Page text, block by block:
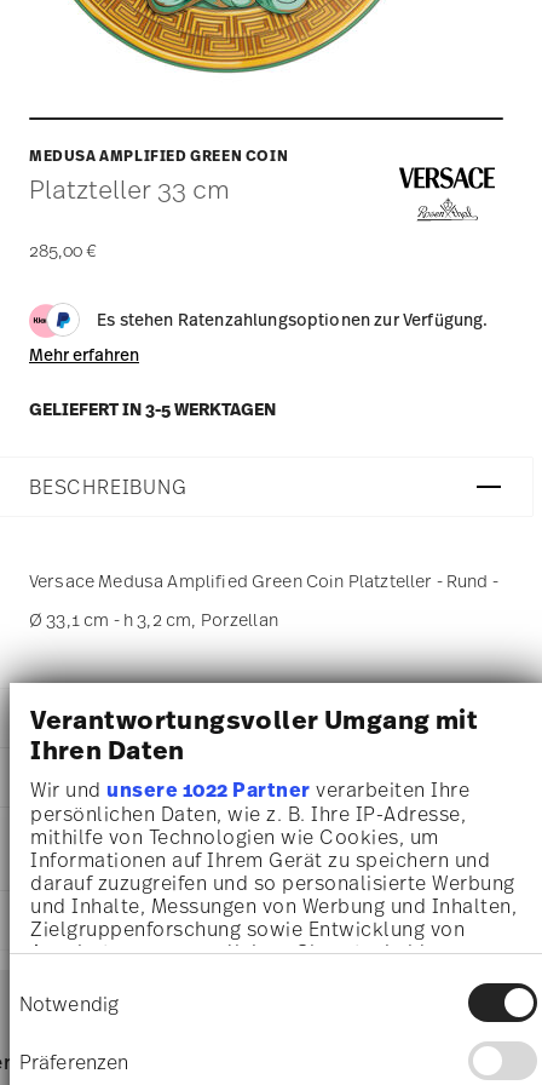
Verantwortungsvoller Umgang mit
Ihren Daten
Wir undunsere 1022 Partner verarbeiten Ihre
persönlichen Daten, wie z. B. Ihre IP-Adresse,
mithilfe von Technologien wie Cookies, um
Informationen auf Ihrem Gerät zu speichern und
darauf zuzugreifen und so personalisierte Werbung
und Inhalte, Messungen von Werbung und Inhalten,
Zielgruppenforschung sowie Entwicklung von
Angeboten zu ermöglichen. Sie entscheiden
Sie können Ihre Einwilligung jederzeit über die
Cookie-Erklärung oder durch Klicken auf das
Privacy Trigger Symbol ändern oder widerrufen
Notwendig
Präferenzen
MEDUSA AMPLIFIED GREEN COIN
Platzteller 33 cm
285,00 €
Es stehen Ratenzahlungsoptionen zur Verfügung.
Mehr erfahren
GELIEFERT IN 3-5 WERKTAGEN
BESCHREIBUNG
Versace Medusa Amplified Green Coin Platzteller - Rund -
Ø 33,1 cm - h 3,2 cm, Porzellan
DETAILS
Versace
Medusa Amplified
Green Coin
Porzellan
Green Coin
19335-403762-10263
4012437385724
DE
MA
33,10 cm
33,10 cm
33,10 cm
3,20 cm
1,16 kg
34,00 cm
PFLEGE- UND
SICHERHEITSINFORMATIONEN
Spülmaschinenfest Lebensmittelkontakt sicher
LIEFERUNG UND RÜCKSENDUNG
Lieferzeiten & Versand
Footer